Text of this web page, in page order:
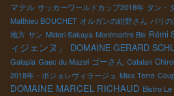
マテル サッカーワールドカップ2018年 タン・
Matthieu BOUCHET オルガンの紺野さん パリの
地方 サン Midori Sakaya Montmartre Bis Rémi
ィジェンヌ」
DOMAINE GERARD
Galapia Gaec du Mazel ゴーさん Catalan
2018年・ボジョレヴィラージュ Miss Terre
DOMAINE MARCEL RICHAUD Bistro